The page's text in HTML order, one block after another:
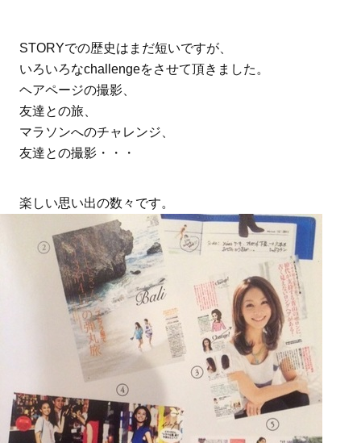
STORYでの歴史はまだ短いですが、
いろいろなchallengeをさせて頂きました。
ヘアページの撮影、
友達との旅、
マラソンへのチャレンジ、
友達との撮影・・・
楽しい思い出の数々です。